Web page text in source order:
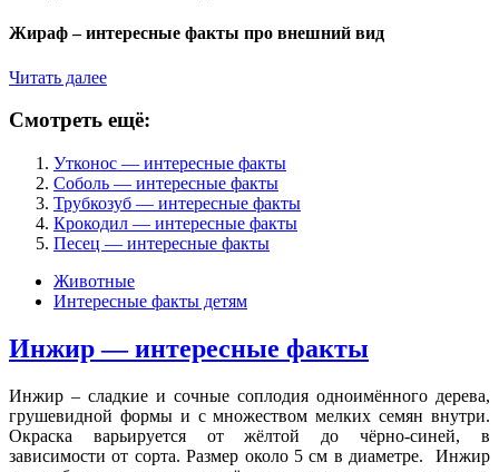
Жираф – интересные факты про внешний вид
Читать далее
Смотреть ещё:
Утконос — интересные факты
Соболь — интересные факты
Трубкозуб — интересные факты
Крокодил — интересные факты
Песец — интересные факты
Животные
Интересные факты детям
Инжир — интересные факты
Инжир – сладкие и сочные соплодия одноимённого дерева,
грушевидной формы и с множеством мелких семян внутри.
Окраска варьируется от жёлтой до чёрно-синей, в
зависимости от сорта. Размер около 5 см в диаметре. Инжир